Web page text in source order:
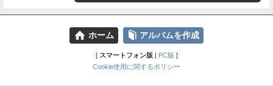
⌂ ホーム 📕 アルバムを作成
[ スマートフォン版| PC版 ]
Cookie使用に関するポリシー